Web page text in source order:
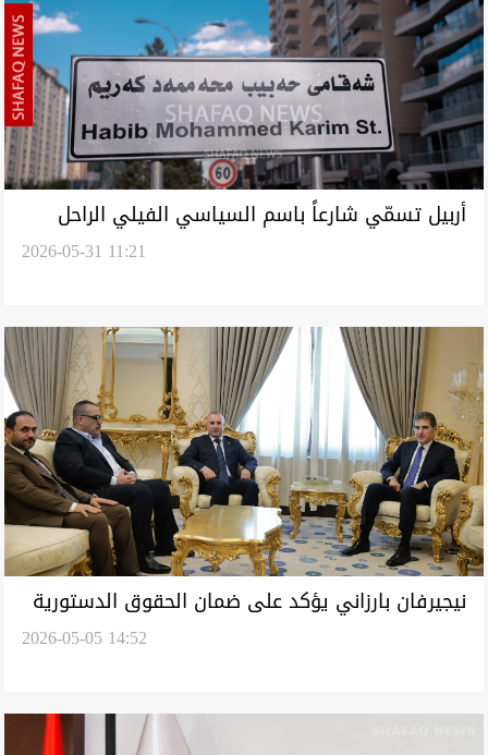
أربيل تسمّي شارعاً باسم السياسي الفيلي الراحل
2026-05-31 11:21
نيجيرفان بارزاني يؤكد على ضمان الحقوق الدستورية
2026-05-05 14:52